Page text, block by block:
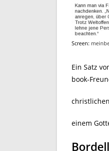
Screen:
Ein Satz
book-
einem